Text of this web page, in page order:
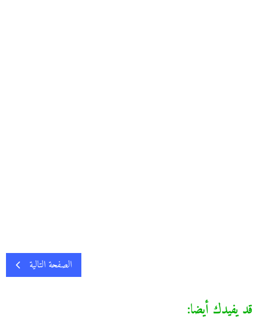
الصفحة التالية
قد يفيدك أيضا: